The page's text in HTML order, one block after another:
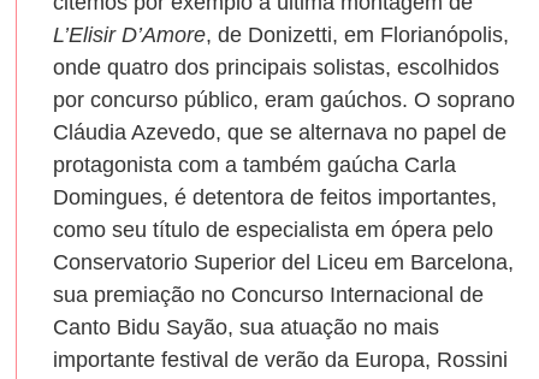
L’Elisir D’Amore, de Donizetti, em Florianópolis,
onde quatro dos principais solistas, escolhidos
por concurso público, eram gaúchos. O soprano
Cláudia Azevedo, que se alternava no papel de
protagonista com a também gaúcha Carla
Domingues, é detentora de feitos importantes,
como seu título de especialista em ópera pelo
Conservatorio Superior del Liceu em Barcelona,
sua premiação no Concurso Internacional de
Canto Bidu Sayão, sua atuação no mais
importante festival de verão da Europa, Rossini